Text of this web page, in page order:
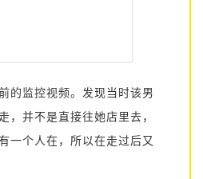
的监控视频。发现当时该男
，并不是直接往她店里去，
一个人在，所以在走过后又